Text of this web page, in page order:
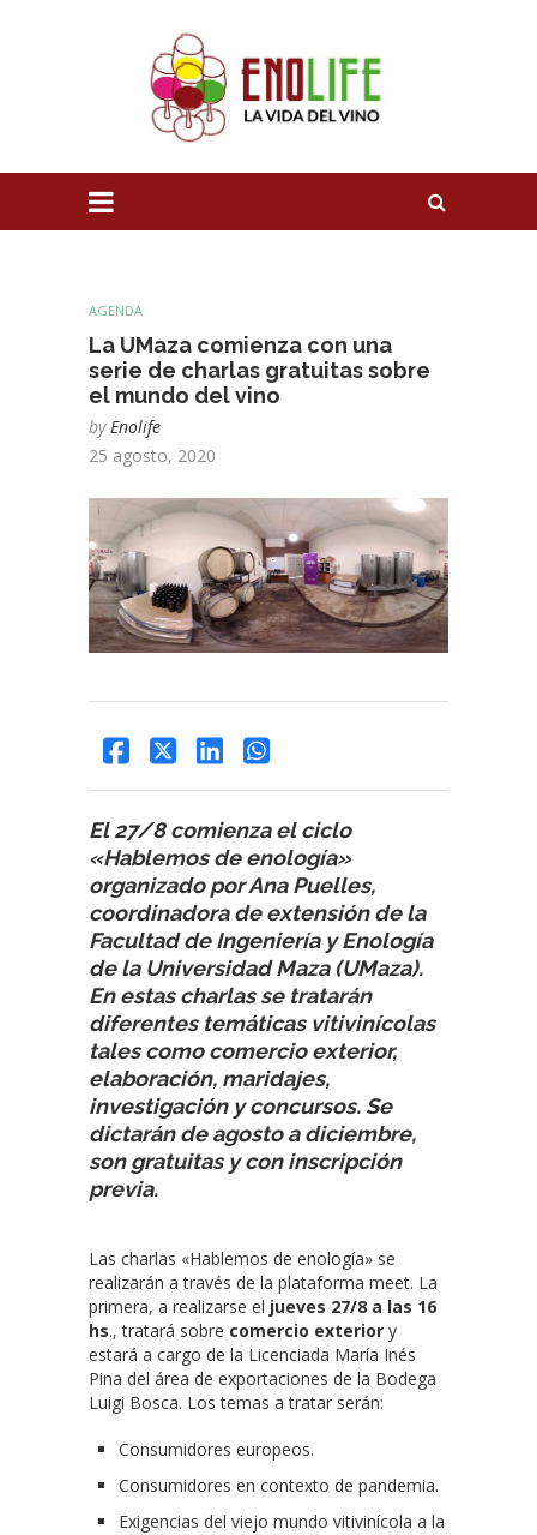
AGENDA
La UMaza comienza con una
serie de charlas gratuitas sobre
el mundo del vino
by Enolife
25 agosto, 2020
El 27/8 comienza el ciclo
«Hablemos de enología»
organizado por Ana Puelles,
coordinadora de extensión de la
Facultad de Ingeniería y Enología
de la Universidad Maza (UMaza).
En estas charlas se tratarán
diferentes temáticas vitivinícolas
tales como comercio exterior,
elaboración, maridajes,
investigación y concursos. Se
dictarán de agosto a diciembre,
son gratuitas y con inscripción
previa.
Las charlas «Hablemos de enología» se
realizarán a través de la plataforma meet. La
primera, a realizarse el jueves 27/8 a las 16
hs., tratará sobre comercio exterior y
estará a cargo de la Licenciada María Inés
Pina del área de exportaciones de la Bodega
Luigi Bosca. Los temas a tratar serán:
Consumidores europeos.
Consumidores en contexto de pandemia.
Exigencias del viejo mundo vitivinícola a la